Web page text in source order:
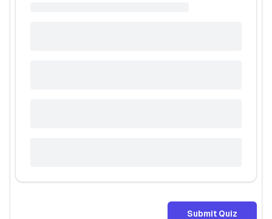
Submit Quiz